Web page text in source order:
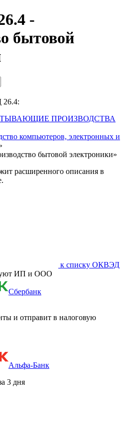
-
бытовой
26.4:
ПРОИЗВОДСТВА
компьютеров, электронных и
бытовой электроники»
расширенного описания в
к списку ОКВЭД
ИП и ООО
Сбербанк
и отправит в налоговую
Альфа-Банк
3 дня